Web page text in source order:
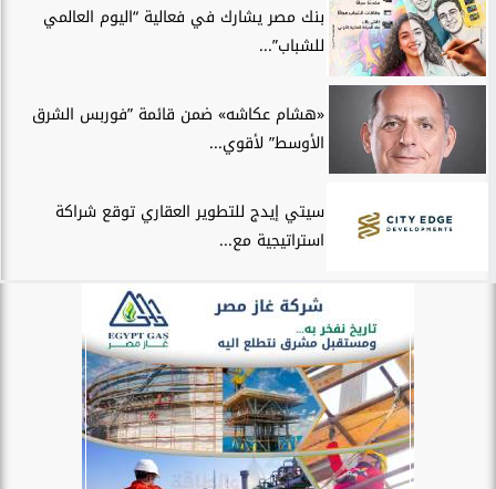
بنك مصر يشارك في فعالية “اليوم العالمي
للشباب”...
«هشام عكاشه» ضمن قائمة ”فوربس الشرق
الأوسط” لأقوي...
سيتي إيدج للتطوير العقاري توقع شراكة
استراتيجية مع...